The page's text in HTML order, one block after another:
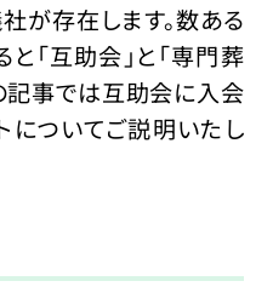
が存在します。数ある
「互助会」と「専門葬
記事では互助会に入会
についてご説明いたし